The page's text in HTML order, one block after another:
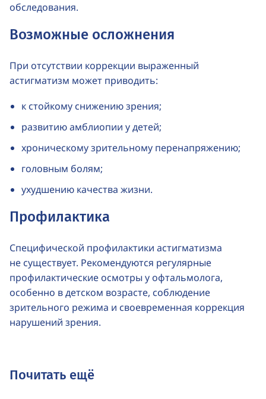
обследования.
Возможные осложнения
При отсутствии коррекции выраженный
астигматизм может приводить:
к стойкому снижению зрения;
развитию амблиопии у детей;
хроническому зрительному перенапряжению;
головным болям;
ухудшению качества жизни.
Профилактика
Специфической профилактики астигматизма
не существует. Рекомендуются регулярные
профилактические осмотры у офтальмолога,
особенно в детском возрасте, соблюдение
зрительного режима и своевременная коррекция
нарушений зрения.
Почитать ещё